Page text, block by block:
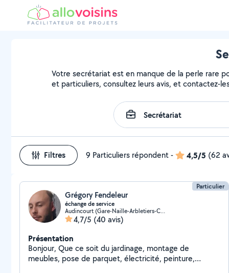
Votre secrétariat est en manque de la perle rare
et particuliers, consultez leurs avis, et contactez-
Filtres 9 Particuliers répondent- 4,5/5 (62
Particulier
Grégory Fendeleur
échange de service
Audincourt (Gare-Naille-Arbletiers-Cantons)
4,7/5 (40 avis)
Présentation
Bonjour, Que ce soit du jardinage, montage de
meubles, pose de parquet, électricité, peinture,